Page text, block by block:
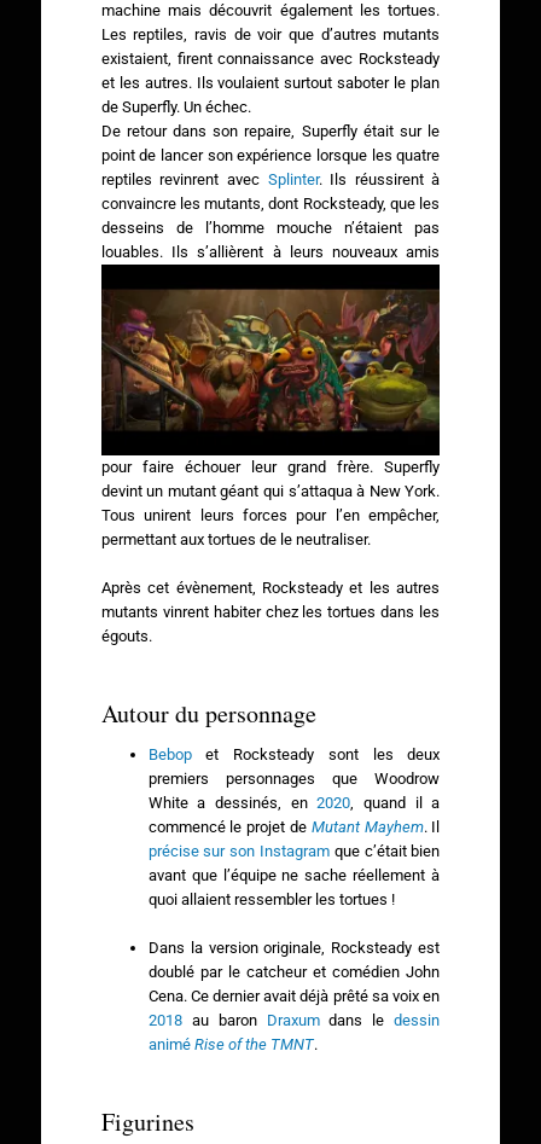
machine mais découvrit également les tortues.
Les reptiles, ravis de voir que d’autres mutants
existaient, firent connaissance avec Rocksteady
et les autres. Ils voulaient surtout saboter le plan
de Superfly. Un échec.
De retour dans son repaire, Superfly était sur le
point de lancer son expérience lorsque les quatre
reptiles revinrent avec Splinter. Ils réussirent à
convaincre les mutants, dont Rocksteady, que les
desseins de l’homme mouche n’étaient pas
louables. Ils s’allièrent à leurs nouveaux amis
pour faire échouer leur grand frère. Superfly
devint un mutant géant qui s’attaqua à New York.
Tous unirent leurs forces pour l’en empêcher,
permettant aux tortues de le neutraliser.
Après cet évènement, Rocksteady et les autres
mutants vinrent habiter chez les tortues dans les
égouts.
Autour du personnage
Bebopet Rocksteady sont les deux
premiers personnages que Woodrow
White a dessinés, en2020 , quand il a
commencé le projet de Mutant Mayhem. Il
précise sur son Instagram que c’était bien
avant que l’équipe ne sache réellement à
quoi allaient ressembler les tortues !
Dans la version originale, Rocksteady est
doublé par le catcheur et comédien John
Cena. Ce dernier avait déjà prêté sa voix en
2018au baron Draxumdans ledessin
animé Rise of the TMNT.
Figurines